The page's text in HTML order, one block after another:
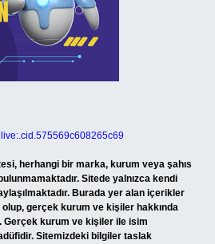
herhangi bir marka, kurum veya şahıs
Sitede yalnızca kendi
Burada yer alan içerikler
gerçek kurum ve kişiler hakkında
Gerçek kurum ve kişiler ile isim
Sitemizdeki bilgiler taslak